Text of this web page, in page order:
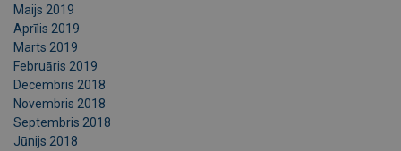
Maijs 2019
Aprīlis 2019
Marts 2019
Februāris 2019
Decembris 2018
Novembris 2018
Septembris 2018
Jūnijs 2018